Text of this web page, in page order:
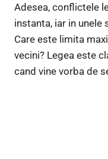
Adesea, conflictele
instanta, iar in unele
Care este limita
vecini? Legea este
cand vine vorba de